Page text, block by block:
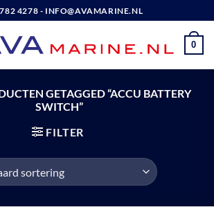
4278 - INFO@AVAMARINE.NL
0
GETAGGED “ACCU BATTERY
SWITCH”
FILTER